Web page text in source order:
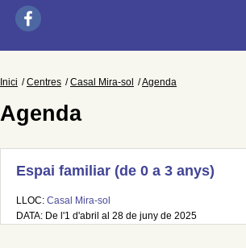
Inici Centres Casal Mira-sol Agenda
Agenda
Espai familiar (de 0 a 3 anys)
LLOC: Casal Mira-sol
DATA: De l'1 d'abril al 28 de juny de 2025